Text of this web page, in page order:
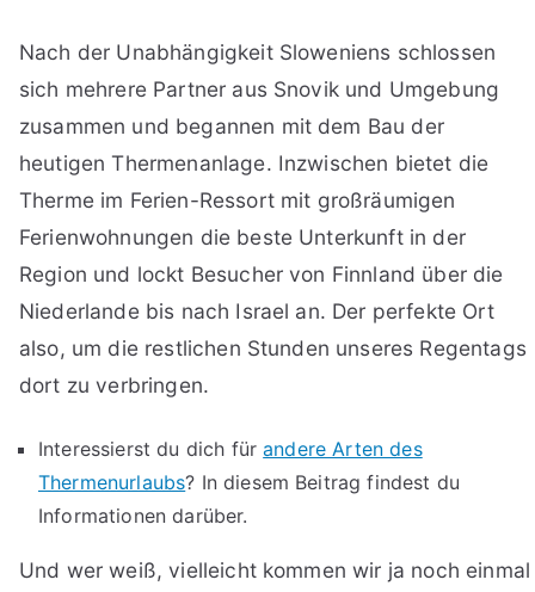
Nach der Unabhängigkeit Sloweniens schlossen
sich mehrere Partner aus Snovik und Umgebung
zusammen und begannen mit dem Bau der
heutigen Thermenanlage. Inzwischen bietet die
Therme im Ferien-Ressort mit großräumigen
Ferienwohnungen die beste Unterkunft in der
Region und lockt Besucher von Finnland über die
Niederlande bis nach Israel an. Der perfekte Ort
also, um die restlichen Stunden unseres Regentags
dort zu verbringen.
Interessierst du dich fürandere Arten des
Thermenurlaubs? In diesem Beitrag findest du
Informationen darüber.
Und wer weiß, vielleicht kommen wir ja noch einmal